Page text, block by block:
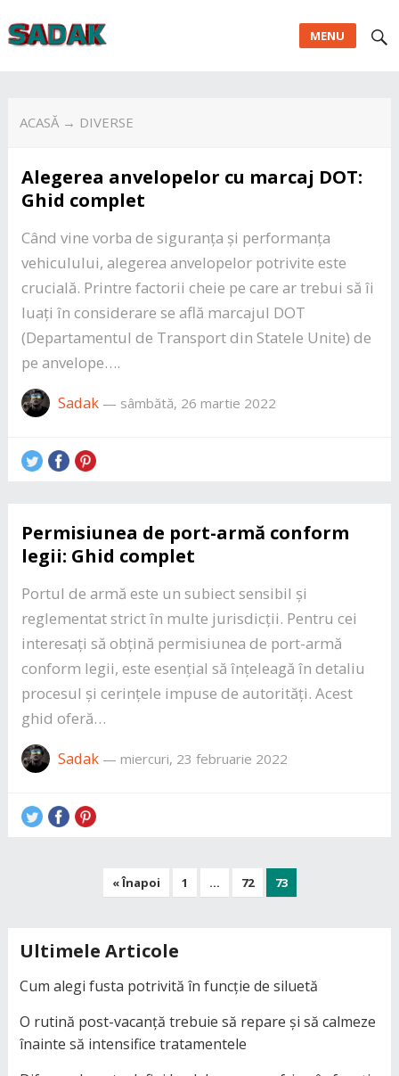
MENU
ACASĂ→ DIVERSE
Alegerea anvelopelor cu marcaj DOT:
Ghid complet
Când vine vorba de siguranța și performanța
vehiculului, alegerea anvelopelor potrivite este
crucială. Printre factorii cheie pe care ar trebui să îi
luați în considerare se află marcajul DOT
(Departamentul de Transport din Statele Unite) de
pe anvelope….
Sadak— sâmbătă, 26 martie 2022
Permisiunea de port-armă conform
legii: Ghid complet
Portul de armă este un subiect sensibil și
reglementat strict în multe jurisdicții. Pentru cei
interesați să obțină permisiunea de port-armă
conform legii, este esențial să înțeleagă în detaliu
procesul și cerințele impuse de autorități. Acest
ghid oferă…
Sadak— miercuri, 23 februarie 2022
« Înapoi 1 … 72 73
Ultimele Articole
Cum alegi fusta potrivită în funcție de siluetă
O rutină post-vacanță trebuie să repare și să calmeze
înainte să intensifice tratamentele